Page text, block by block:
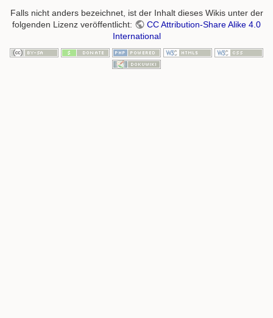
Falls nicht anders bezeichnet, ist der Inhalt dieses Wikis unter der
folgenden Lizenz veröffentlicht:
CC Attribution-Share Alike 4.0
International